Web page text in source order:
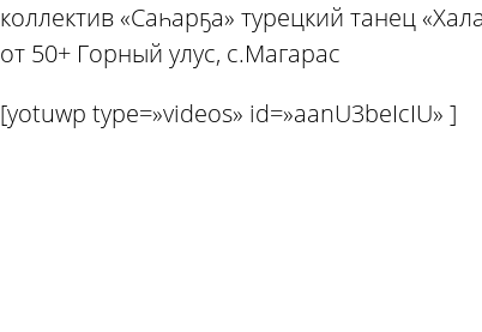
коллектив «Саһарҕа» турецкий танец
от 50+ Горный улус, с.Магарас
[yotuwp type=»videos» id=»aanU3beIcIU» ]